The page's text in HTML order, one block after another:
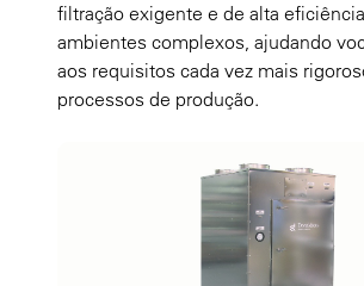
filtração exigente e de alta
ambientes complexos, ajudando
aos requisitos cada vez mais
processos de produção.